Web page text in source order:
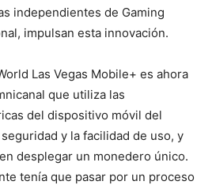
independientes de Gaming
impulsan esta innovación.
Las Vegas Mobile+ es ahora
que utiliza las
del dispositivo móvil del
y la facilidad de uso, y
desplegar un monedero único.
tenía que pasar por un proceso